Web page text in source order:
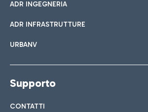
ADR INGEGNERIA
ADR INFRASTRUTTURE
URBANV
Supporto
CONTATTI